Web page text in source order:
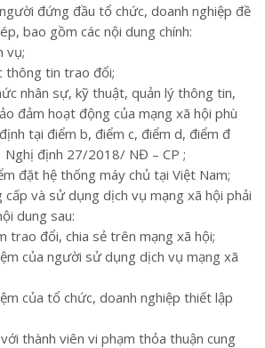
đứng đầu tổ chức, doanh nghiệp đề
bao gồm các nội dung chính:
vụ;
thông tin trao đổi;
nhân sự, kỹ thuật, quản lý thông tin,
đảm hoạt động của mạng xã hội phù
tại điểm b, điểm c, điểm d, điểm đ
Nghị định 27/2018/ NĐ – CP ;
đặt hệ thống máy chủ tại Việt Nam;
cấp và sử dụng dịch vụ mạng xã hội phải
dung sau:
trao đổi, chia sẻ trên mạng xã hội;
của người sử dụng dịch vụ mạng xã
của tổ chức, doanh nghiệp thiết lập
thành viên vi phạm thỏa thuận cung